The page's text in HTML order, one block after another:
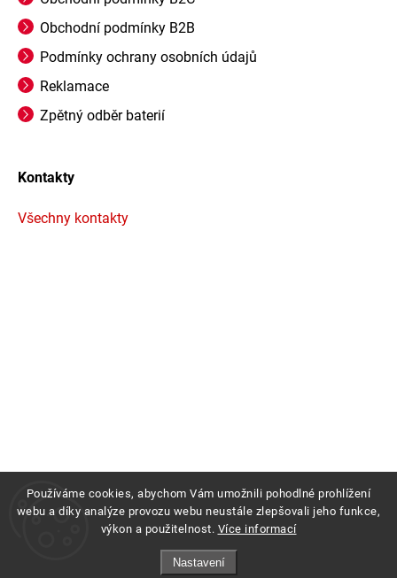
Používáme cookies, abychom Vám umožnili pohodlné prohlížení
webu a díky analýze provozu webu neustále zlepšovali jeho funkce,
výkon a použitelnost. Více informací
Nastavení
Obchodní podmínky B2B
Podmínky ochrany osobních údajů
Reklamace
Zpětný odběr baterií
Kontakty
Všechny kontakty
Profigrass.cz. Všechna práva vyhrazena.